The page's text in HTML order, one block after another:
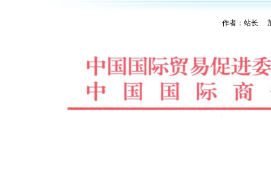
作者：站长